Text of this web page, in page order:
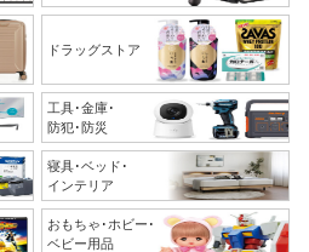
ドラッグストア
工具･金庫･
防犯･防災
寝具･ベッド･
インテリア
おもちゃ･ホビー･
ベビー用品